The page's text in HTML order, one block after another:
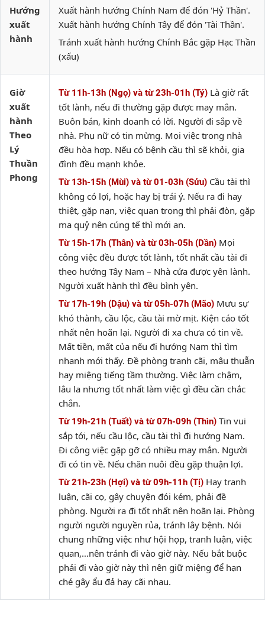
Hướng
xuất
hành
Xuất hành hướng Chính Nam để đón 'Hỷ Thần'.
Xuất hành hướng Chính Tây để đón 'Tài Thần'.
Tránh xuất hành hướng Chính Bắc gặp Hạc Thần
(xấu)
Giờ
xuất
hành
Theo
Lý
Thuần
Phong
Từ 11h-13h (Ngọ) và từ 23h-01h (Tý) Là giờ rất
tốt lành, nếu đi thường gặp được may mắn.
Buôn bán, kinh doanh có lời. Người đi sắp về
nhà. Phụ nữ có tin mừng. Mọi việc trong nhà
đều hòa hợp. Nếu có bệnh cầu thì sẽ khỏi, gia
đình đều mạnh khỏe.
Từ 13h-15h (Mùi) và từ 01-03h (Sửu) Cầu tài thì
không có lợi, hoặc hay bị trái ý. Nếu ra đi hay
thiệt, gặp nạn, việc quan trọng thì phải đòn, gặp
ma quỷ nên cúng tế thì mới an.
Từ 15h-17h (Thân) và từ 03h-05h (Dần) Mọi
công việc đều được tốt lành, tốt nhất cầu tài đi
theo hướng Tây Nam – Nhà cửa được yên lành.
Người xuất hành thì đều bình yên.
Từ 17h-19h (Dậu) và từ 05h-07h (Mão) Mưu sự
khó thành, cầu lộc, cầu tài mờ mịt. Kiện cáo tốt
nhất nên hoãn lại. Người đi xa chưa có tin về.
Mất tiền, mất của nếu đi hướng Nam thì tìm
nhanh mới thấy. Đề phòng tranh cãi, mâu thuẫn
hay miệng tiếng tầm thường. Việc làm chậm,
lâu la nhưng tốt nhất làm việc gì đều cần chắc
chắn.
Từ 19h-21h (Tuất) và từ 07h-09h (Thìn) Tin vui
sắp tới, nếu cầu lộc, cầu tài thì đi hướng Nam.
Đi công việc gặp gỡ có nhiều may mắn. Người
đi có tin về. Nếu chăn nuôi đều gặp thuận lợi.
Từ 21h-23h (Hợi) và từ 09h-11h (Tị) Hay tranh
luận, cãi cọ, gây chuyện đói kém, phải đề
phòng. Người ra đi tốt nhất nên hoãn lại. Phòng
người người nguyền rủa, tránh lây bệnh. Nói
chung những việc như hội họp, tranh luận, việc
quan,…nên tránh đi vào giờ này. Nếu bắt buộc
phải đi vào giờ này thì nên giữ miệng để hạn
ché gây ẩu đả hay cãi nhau.